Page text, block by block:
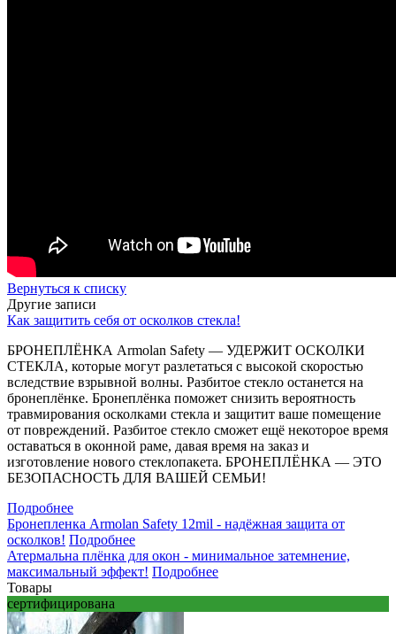
Вернуться к списку
Другие записи
Как защитить себя от осколков стекла!
БРОНЕПЛЁНКА Armolan Safety — УДЕРЖИТ ОСКОЛКИ
СТЕКЛА, которые могут разлетаться с высокой скоростью
вследствие взрывной волны. Разбитое стекло останется на
бронеплёнке. Бронеплёнка поможет снизить вероятность
травмирования осколками стекла и защитит ваше помещение
от повреждений. Разбитое стекло сможет ещё некоторое время
оставаться в оконной раме, давая время на заказ и
изготовление нового стеклопакета. БРОНЕПЛЁНКА — ЭТО
БЕЗОПАСНОСТЬ ДЛЯ ВАШЕЙ СЕМЬИ!
Подробнее
Бронепленка Armolan Safety 12mil - надёжная защита от
осколков! Подробнее
Атермальна плёнка для окон - минимальное затемнение,
максимальный эффект! Подробнее
Товары
сертифицирована